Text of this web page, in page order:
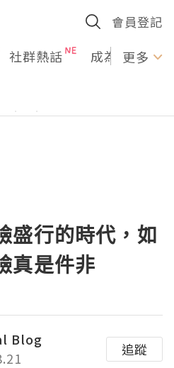
會員登記
社群熱話 成為U更多
行的時代，如
真是件非
Blog
追蹤